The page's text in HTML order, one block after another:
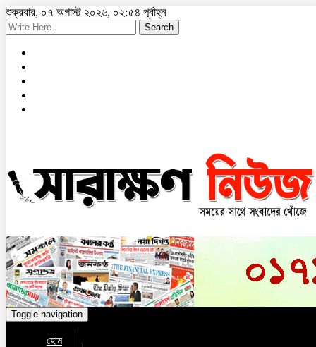
শুক্রবার, ০৭ অগাস্ট ২০২৬, ০২:৫৪ পূর্বাহ্ন
Search
Toggle navigation
হোম